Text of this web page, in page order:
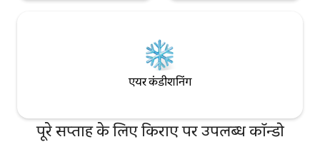
एयर कंडीशनिंग
पूरे सप्ताह के लिए किराए पर उपलब्ध कॉन्डो